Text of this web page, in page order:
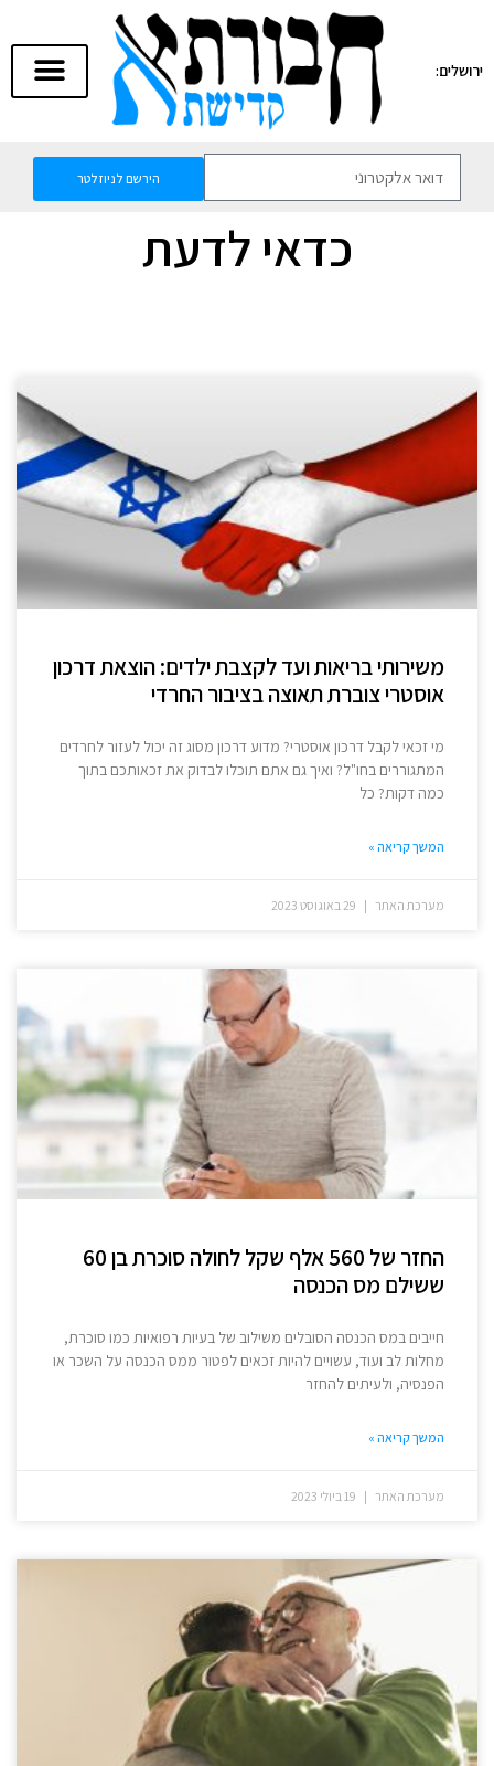
ירושלים:
הירשם לניוזלטר
כדאי לדעת
משירותי בריאות ועד לקצבת ילדים: הוצאת דרכון
אוסטרי צוברת תאוצה בציבור החרדי
מי זכאי לקבל דרכון אוסטרי? מדוע דרכון מסוג זה יכול לעזור לחרדים
המתגוררים בחו"ל? ואיך גם אתם תוכלו לבדוק את זכאותכם בתוך
כמה דקות? כל
המשך קריאה »
מערכת האתר
החזר של 560 אלף שקל לחולה סוכרת בן 60
ששילם מס הכנסה
חייבים במס הכנסה הסובלים משילוב של בעיות רפואיות כמו סוכרת,
מחלות לב ועוד, עשויים להיות זכאים לפטור ממס הכנסה על השכר או
הפנסיה, ולעיתים להחזר
המשך קריאה »
מערכת האתר